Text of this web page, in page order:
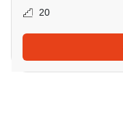
20